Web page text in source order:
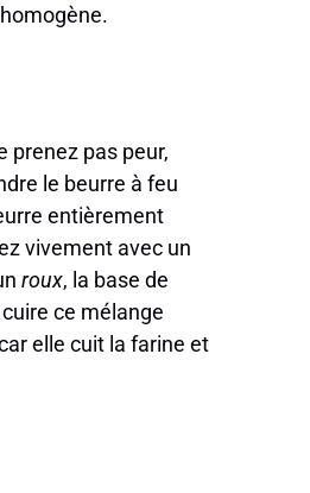
prenez pas peur,
le beurre à feu
entièrement
vivement avec un
roux, la base de
ce mélange
elle cuit la farine et